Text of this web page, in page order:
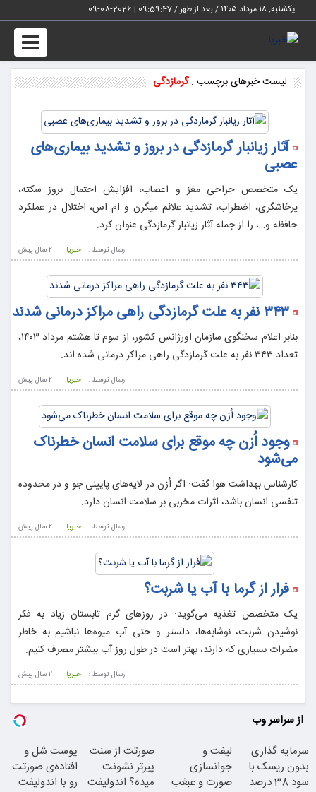
یکشنبه, ۱۸ مرداد ۱۴۰۵ / بعد از ظهر / 09:59:47
|
2026-08-09
Toggle
لیست خبرهای برچسب :گرمازدگی
آثار زیانبار گرمازدگی در بروز و تشدید بیماری‌های
عصبی
یک متخصص جراحی مغز و اعصاب، افزایش احتمال بروز سکته،
پرخاشگری، اضطراب، تشدید علائم میگرن و ام اس، اختلال در عملکرد
حافظه و…، را از جمله آثار زیانبار گرمازدگی عنوان کرد.
2 سال پيش ارسال توسط : خبریا
۳۴۳ نفر به علت گرمازدگی راهی مراکز درمانی شدند
بنابر اعلام سخنگوی سازمان اورژانس کشور، از سوم تا هشتم مرداد ۱۴۰۳،
تعداد ۳۴۳ نفر به علت گرمازدگی راهی مراکز درمانی شده اند.
2 سال پيش ارسال توسط : خبریا
وجود اُزن چه موقع برای سلامت انسان خطرناک
می‌شود
کارشناس بهداشت هوا گفت: اگر اُزن در لایه‌های پایینی جو و در محدوده
تنفسی انسان باشد، اثرات مخربی بر سلامت انسان دارد.
2 سال پيش ارسال توسط : خبریا
فرار از گرما با آب یا شربت؟
یک متخصص تغذیه می‌گوید: در روزهای گرم تابستان زیاد به فکر
نوشیدن شربت، نوشابه‌ها، دلستر و حتی آب میوه‌ها نباشیم به خاطر
مضرات بسیاری که دارند، بهتر است در طول روز آب بیشتر مصرف کنیم.
2 سال پيش ارسال توسط : خبریا
از سراسر وب
سرمایه گذاری
بدون ریسک با
سود 38 درصد
لیفت و
جوانسازی
صورت و غبغب
صورتت از سنت
پیرتر نشونت
میده؟ اندولیفت
پوست شل و
افتاده‌ی صورتت
رو با اندولیفت